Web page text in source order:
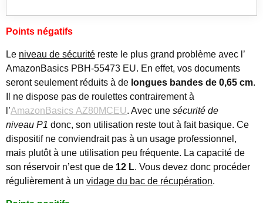
Points négatifs
Le niveau de sécurité reste le plus grand problème avec l’
AmazonBasics PBH-55473 EU. En effet, vos documents
seront seulement réduits à de longues bandes de 0,65 cm.
Il ne dispose pas de roulettes contrairement à
l’AmazonBasics AZ80MCEU. Avec une sécurité de
niveau P1 donc, son utilisation reste tout à fait basique. Ce
dispositif ne conviendrait pas à un usage professionnel,
mais plutôt à une utilisation peu fréquente. La capacité de
son réservoir n’est que de 12 L. Vous devez donc procéder
régulièrement à un vidage du bac de récupération.